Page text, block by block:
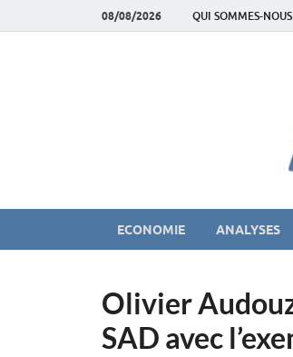
08/08/2026 QUI SOMMES-NOUS
ECONOMIE ANALYSES
Olivier
SAD avec